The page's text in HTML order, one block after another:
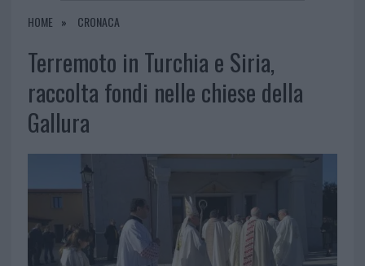
HOME CRONACA
Terremoto in Turchia e Siria,
raccolta fondi nelle chiese della
Gallura